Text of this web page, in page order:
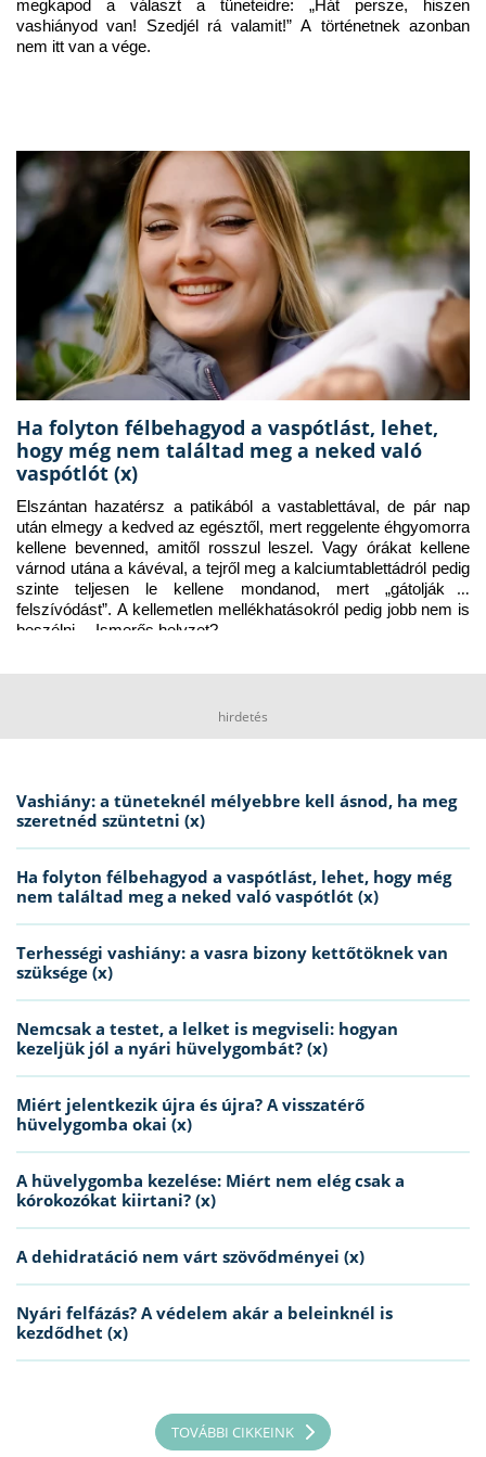
megkapod a választ a tüneteidre: „Hát persze, hiszen
vashiányod van! Szedjél rá valamit!” A történetnek azonban
nem itt van a vége.
Ha folyton félbehagyod a vaspótlást, lehet,
hogy még nem találtad meg a neked való
vaspótlót (x)
Elszántan hazatérsz a patikából a vastablettával, de pár nap
után elmegy a kedved az egésztől, mert reggelente éhgyomorra
kellene bevenned, amitől rosszul leszel. Vagy órákat kellene
várnod utána a kávéval, a tejről meg a kalciumtablettádról pedig
szinte teljesen le kellene mondanod, mert „gátolják a
felszívódást”. A kellemetlen mellékhatásokról pedig jobb nem is
beszélni… Ismerős helyzet?
hirdetés
Vashiány: a tüneteknél mélyebbre kell ásnod, ha meg
szeretnéd szüntetni (x)
Ha folyton félbehagyod a vaspótlást, lehet, hogy még
nem találtad meg a neked való vaspótlót (x)
Terhességi vashiány: a vasra bizony kettőtöknek van
szüksége (x)
Nemcsak a testet, a lelket is megviseli: hogyan
kezeljük jól a nyári hüvelygombát? (x)
Miért jelentkezik újra és újra? A visszatérő
hüvelygomba okai (x)
A hüvelygomba kezelése: Miért nem elég csak a
kórokozókat kiirtani? (x)
A dehidratáció nem várt szövődményei (x)
Nyári felfázás? A védelem akár a beleinknél is
kezdődhet (x)
TOVÁBBI CIKKEINK